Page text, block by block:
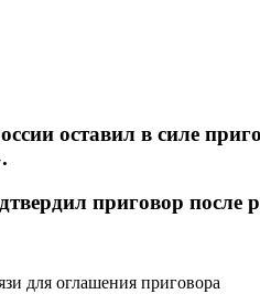
оставил в силе
приговор после
для оглашения приговора